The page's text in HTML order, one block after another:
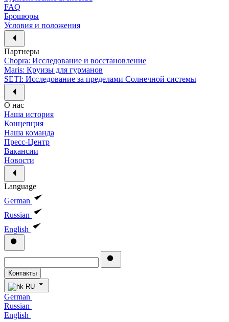
FAQ
Брошюры
Условия и положения
Партнеры
Chopra: Исследование и восстановление
Maris: Круизы для гурманов
SETI: Исследование за пределами Солнечной системы
О нас
Наша история
Концепция
Наша команда
Пресс-Центр
Вакансии
Новости
Language
German
Russian
English
Контакты
RU
German
Russian
English